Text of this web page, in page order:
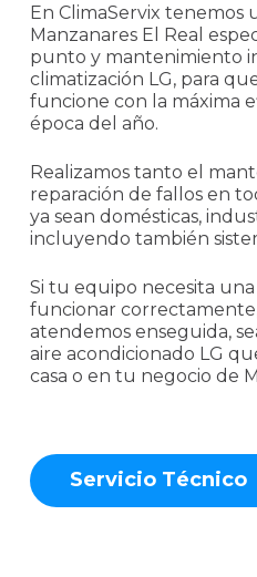
En ClimaServix
Manzanares El Real
punto y mantenimiento
climatización LG, para
funcione con la máxima
época del año.
Realizamos tanto el
reparación de fallos en
ya sean domésticas,
incluyendo también
Si tu equipo necesita
funcionar
atendemos enseguida,
aire acondicionado LG
casa o en tu negocio de
Servicio Técnico